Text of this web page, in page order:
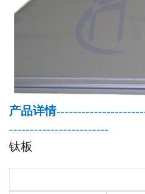
产品详情
------------------------
钛板